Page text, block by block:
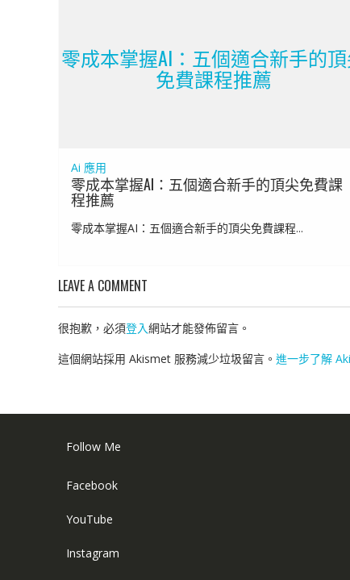
零成本掌握AI：五個適合新手的
免費課程推薦
Ai 應用
零成本掌握AI：五個適合新手的頂尖免費課
程推薦
零成本掌握AI：五個適合新手的頂尖免費課程...
LEAVE A COMMENT
很抱歉，必須登入網站才能發佈留言。
這個網站採用 Akismet 服務減少垃圾留言。 進一步了解
Follow Me
Facebook
YouTube
Instagram